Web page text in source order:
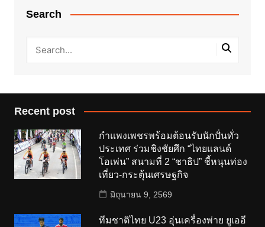
Search
Recent post
กำแพงเพชรพร้อมต้อนรับนักปั่นทั่ว
ประเทศ ร่วมชิงชัยศึก “ไทยแลนด์
โอเพ่น” สนามที่ 2 “ชาธิป” ชี้หนุนท่อง
เที่ยว-กระตุ้นเศรษฐกิจ
มิถุนายน 9, 2569
ทีมชาติไทย U23 อุ่นเครื่องพ่าย ยูเออี